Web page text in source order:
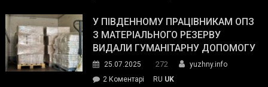
завойовує
симпатії
виборців
The
У ПІВДЕННОМУ ПРАЦІВНИКАМ ОПЗ
З МАТЕРІАЛЬНОГО РЕЗЕРВУ
ВИДАЛИ ГУМАНІТАРНУ ДОПОМОГУ
25.07.2025 272
yuzhny.info
2 Коментарі
RU UK